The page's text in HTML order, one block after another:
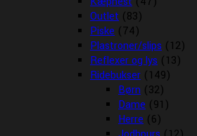
Outlet (83)
Piske (74)
Plastroner/slips (12)
Reflexer og lys (13)
Ridebukser (149)
Børn (32)
Dame (91)
Herre (6)